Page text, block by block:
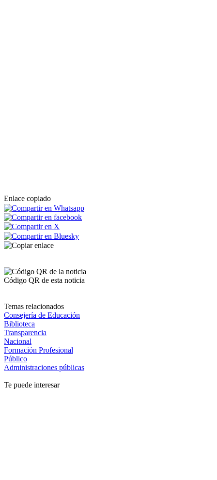
Enlace copiado
Código QR de esta noticia
Temas relacionados
Consejería de Educación
Biblioteca
Transparencia
Nacional
Formación Profesional
Público
Administraciones públicas
Te puede interesar